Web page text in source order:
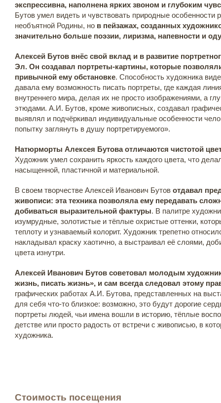
экспрессивна, наполнена ярких звоном и глубоким
Бутов умел видеть и чувствовать природные особенности
необъятной Родины, но в пейзажах, созданных
значительно больше поэзии, лиризма, напевности и
Алексей Бутов внёс свой вклад и в развитие
Эл. Он создавал портреты-картины, которые
привычной ему обстановке. Способность художника
давала ему возможность писать портреты, где каждая
внутреннего мира, делая их не просто изображениями, а
этюдами. А.И. Бутов, кроме живописных, создавал
выявлял и подчёркивал индивидуальные особенности
попытку заглянуть в душу портретируемого».
Натюрморты Алексея Бутова отличаются чистотой
Художник умел сохранить яркость каждого цвета, что
насыщенной, пластичной и материальной.
В своем творчестве Алексей Иванович Бутов отдавал
живописи: эта техника позволяла ему передавать
добиваться выразительной фактуры. В палитре
изумрудные, золотистые и тёплые охристые оттенки,
теплоту и узнаваемый колорит. Художник трепетно
накладывал краску хаотично, а выстраивал её слоями,
цвета изнутри.
Алексей Иванович Бутов советовал молодым
жизнь, писать жизнь», и сам всегда следовал этому
графических работах А.И. Бутова, представленных на
для себя что-то близкое: возможно, это будут дорогие
портреты людей, чьи имена вошли в историю, тёплые
детстве или просто радость от встречи с живописью, в
художника.
Стоимость посещения